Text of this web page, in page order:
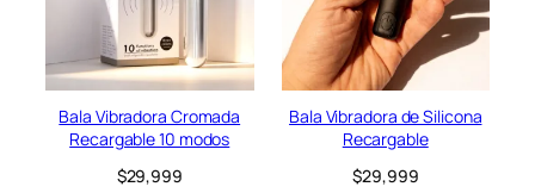
Bala Vibradora Cromada
Recargable 10 modos
$29,999
Bala Vibradora de Silicona
Recargable
$29,999